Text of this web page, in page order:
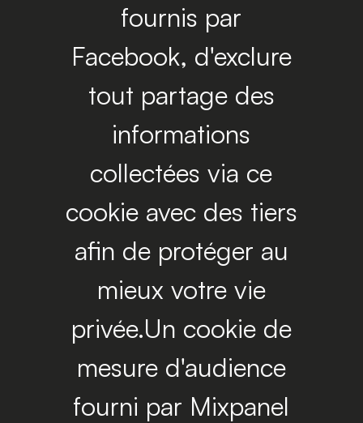
fournis par
Facebook, d'exclure
tout partage des
informations
collectées via ce
cookie avec des tiers
afin de protéger au
mieux votre vie
privée.Un cookie de
mesure d'audience
fourni par Mixpanel